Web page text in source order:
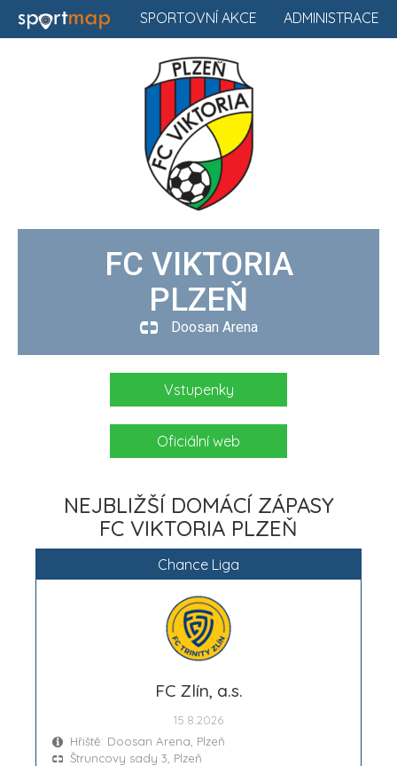
ADMINISTRACE
SPORTOVNÍ AKCE
FC VIKTORIA
PLZEŇ
Doosan Arena
Vstupenky
Oficiální web
NEJBLIŽŠÍ DOMÁCÍ ZÁPASY
FC VIKTORIA PLZEŇ
Chance Liga
FC Zlín, a.s.
15.8.2026
Hřiště: Doosan Arena, Plzeň
Štruncovy sady 3, Plzeň